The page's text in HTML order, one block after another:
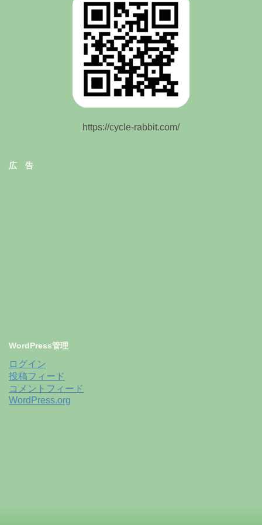
https://cycle-rabbit.com/
広 告
WordPress管理
ログイン
投稿フィード
コメントフィード
WordPress.org